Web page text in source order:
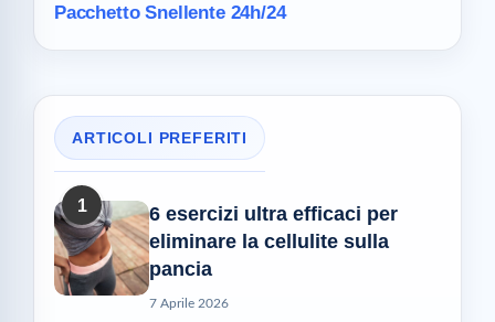
Pacchetto Snellente 24h/24
ARTICOLI PREFERITI
1
6 esercizi ultra efficaci per
eliminare la cellulite sulla
pancia
7 Aprile 2026